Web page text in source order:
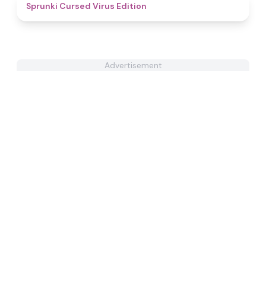
Sprunki Cursed Virus Edition
Advertisement